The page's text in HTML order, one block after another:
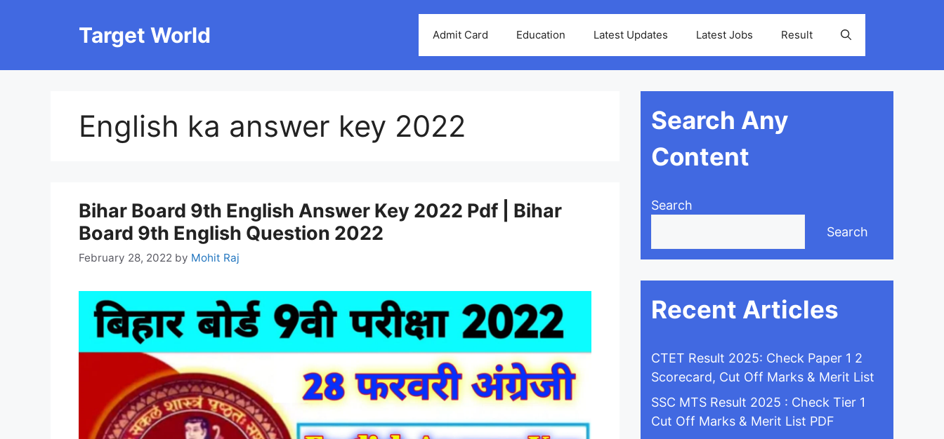
Target World Admit Card Education Latest Updates Latest Jobs Result
English ka answer key 2022
Bihar Board 9th English Answer Key 2022 Pdf | Bihar
Board 9th English Question 2022
February 28, 2022 by Mohit Raj
Search Any
Content
Search
Search
Recent Articles
CTET Result 2025: Check Paper 1 2
Scorecard, Cut Off Marks & Merit List
SSC MTS Result 2025 : Check Tier 1
Cut Off Marks & Merit List PDF